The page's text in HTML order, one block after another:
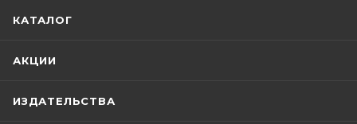
КАТАЛОГ
АКЦИИ
ИЗДАТЕЛЬСТВА